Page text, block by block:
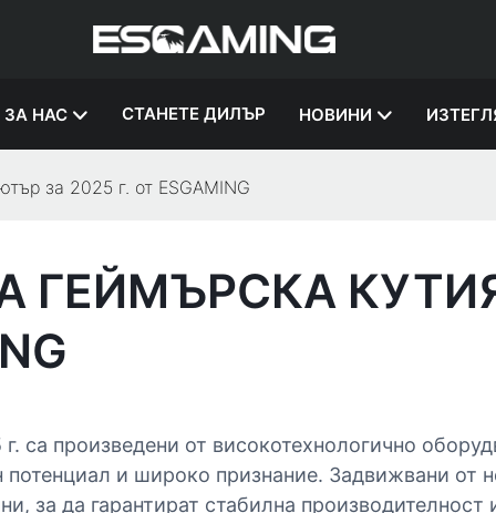
ЗА НАС СТАНЕТЕ ДИЛЪР НОВИНИ
за 2025 г. от ESGAMING
ГЕЙМЪРСКА
са произведени от високотехнологично
и широко признание. Задвижвани
за да гарантират стабилна